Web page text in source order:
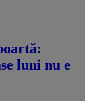
luni nu e